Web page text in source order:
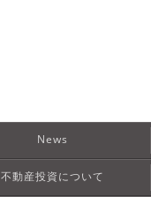
News
不動産投資について